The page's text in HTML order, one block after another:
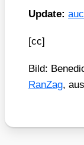
Update:
[cc]
Bild:
RanZ­ag,